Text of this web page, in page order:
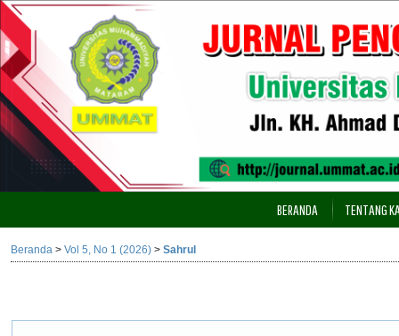
BERANDA TENTANG
Beranda > Vol 5, No 1 (2026) > Sahrul